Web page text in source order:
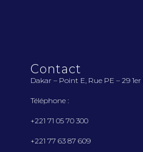
Contact
Dakar – Point E, Rue PE – 29 1er
Téléphone :
+221 71 05 70 300
+221 77 63 87 609